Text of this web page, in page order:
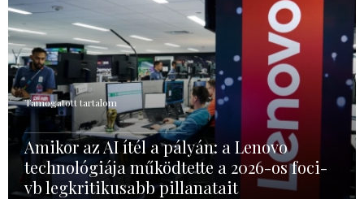
Támogatott tartalom
Amikor az AI ítél a pályán: a Lenovo
technológiája működtette a 2026-os foci-
vb legkritikusabb pillanatait